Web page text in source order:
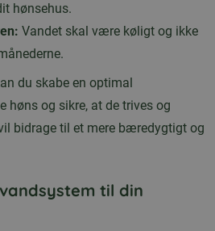
hønsehus.
Vandet skal være køligt og ikke
du skabe en optimal
høns og sikre, at de trives og
bidrage til et mere bæredygtigt og
til din